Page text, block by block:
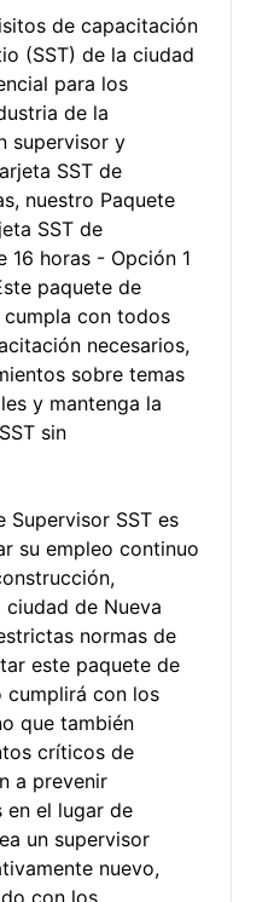
de capacitación
(SST) de la ciudad
para los
de la
supervisor y
SST de
nuestro Paquete
SST de
16 horas - Opción 1
paquete de
con todos
necesarios,
sobre temas
y mantenga la
sin
Supervisor SST es
su empleo continuo
de Nueva
normas de
este paquete de
cumplirá con los
que también
críticos de
a prevenir
en el lugar de
un supervisor
nuevo,